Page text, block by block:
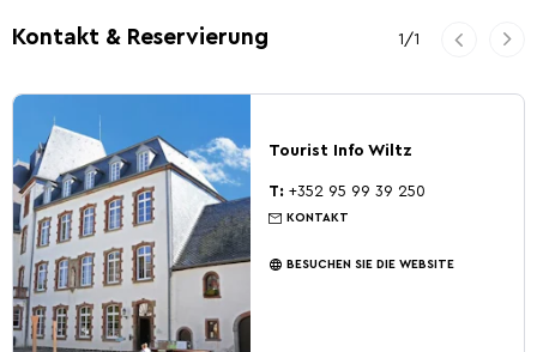
Kontakt & Reservierung 1 / 1
Vorherige
Tourist Info Wiltz
T: +352 95 99 39 250
KONTAKT
BESUCHEN SIE DIE WEBSITE